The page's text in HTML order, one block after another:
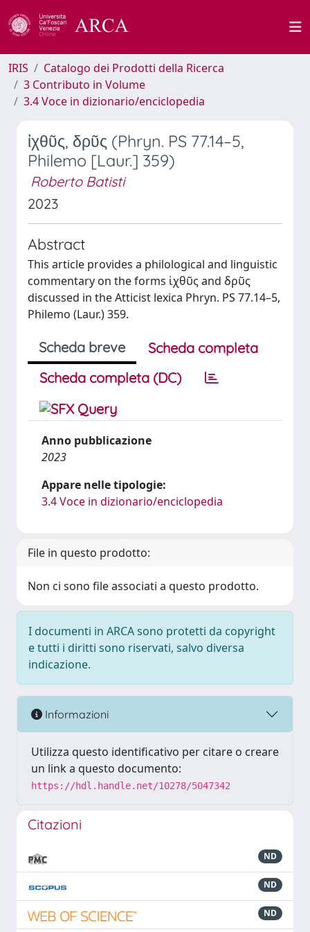
IRIS
Catalogo dei Prodotti della Ricerca
3 Contributo in Volume
3.4 Voce in dizionario/enciclopedia
ἰχθῦς, δρῦς (Phryn. PS 77.14–5,
Philemo [Laur.] 359)
Roberto Batisti
2023
Abstract
This article provides a philological and linguistic
commentary on the forms ἰχθῦς and δρῦς
discussed in the Atticist lexica Phryn. PS 77.14–5,
Philemo (Laur.) 359.
Scheda breve
Scheda completa
Scheda completa (DC)
Anno pubblicazione
2023
Appare nelle tipologie:
3.4 Voce in dizionario/enciclopedia
File in questo prodotto:
Non ci sono file associati a questo prodotto.
I documenti in ARCA sono protetti da copyright
e tutti i diritti sono riservati, salvo diversa
indicazione.
Informazioni
Utilizza questo identificativo per citare o creare
un link a questo documento:
https://hdl.handle.net/10278/5047342
Citazioni
ND
ND
ND